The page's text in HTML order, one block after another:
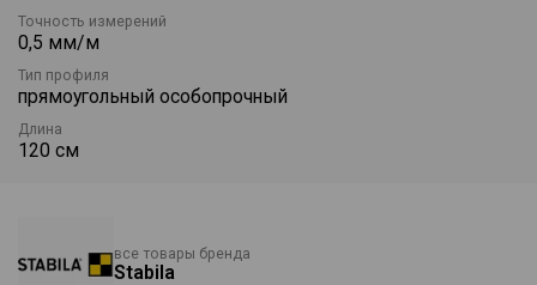
пузырьковых камер.
• Чрезмерно стабильный и прочный алюминиевый
прямоугольный профиль ватерпаса, усиленный боковыми
ребрами жесткости.
• Съемные, гасящие удары амортизирующие защитные
колпачки, также имеющие с одной стороны боковые накладки
(выступы) для предотвращения соскальзывания ватерпаса,
головой ±0,75 мм/м
Точность измерений
0,5 мм/м
Тип профиля
прямоугольный особопрочный
Длина
120 см
все товары бренда
Stabila